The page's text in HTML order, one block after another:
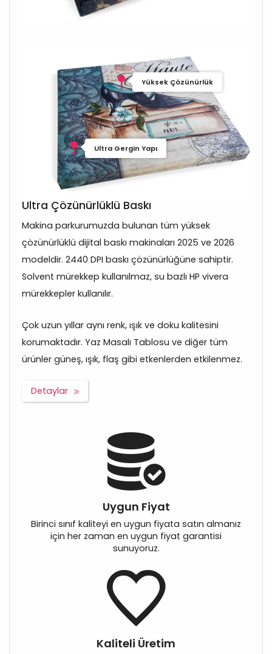
Yüksek Çözünürlük
Ultra Gergin Yapı
Ultra Çözünürlüklü Baskı
Makina parkurumuzda bulunan tüm yüksek
çözünürlüklü dijital baskı makinaları 2025 ve 2026
modeldir. 2440 DPI baskı çözünürlüğüne sahiptir.
Solvent mürekkep kullanılmaz, su bazlı HP vivera
mürekkepler kullanılır.
Çok uzun yıllar aynı renk, ışık ve doku kalitesini
korumaktadır. Yaz Masalı Tablosu ve diğer tüm
ürünler güneş, ışık, flaş gibi etkenlerden etkilenmez.
Detaylar
Uygun Fiyat
Birinci sınıf kaliteyi en uygun fiyata satın almanız
için her zaman en uygun fiyat garantisi
sunuyoruz.
Kaliteli Üretim